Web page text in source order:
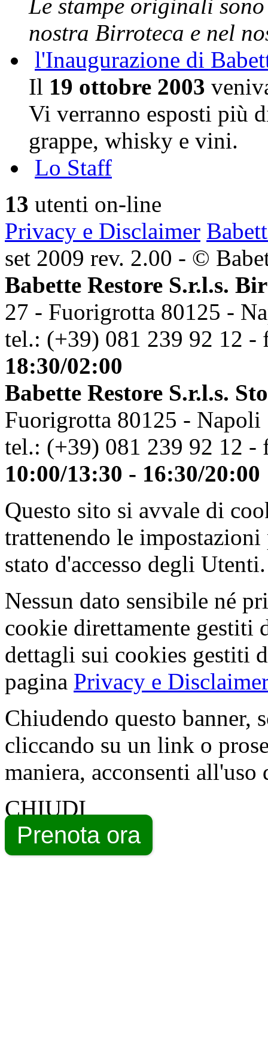
Le stampe originali
nostra Birroteca e nel
l'Inaugurazione di
Il 19 ottobre 2003
Vi verranno esposti più
grappe, whisky e vini.
Lo Staff
13 utenti on-line
Privacy e Disclaimer
set 2009 rev. 2.00 - ©
Babette Restore S.r.l.s.
27 - Fuorigrotta 80125 -
tel.: (+39) 081 239 92 12 -
18:30/02:00
Babette Restore S.r.l.s.
Fuorigrotta 80125 - Napoli
tel.: (+39) 081 239 92 12 -
10:00/13:30 - 16:30/20:00
Questo sito si avvale di
trattenendo le
stato d'accesso degli Utenti.
Nessun dato sensibile né
cookie direttamente gestiti
dettagli sui cookies gestiti
pagina Privacy e Disclaimer
Chiudendo questo banner,
cliccando su un link o
maniera, acconsenti all'uso
CHIUDI
Prenota ora